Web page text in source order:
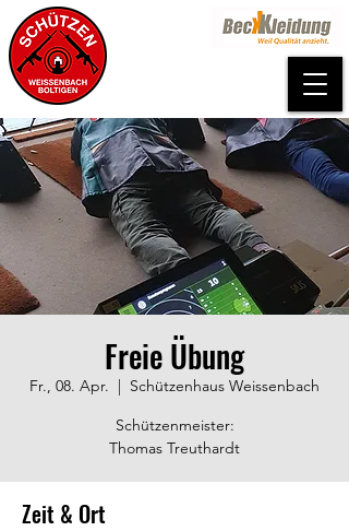
Freie Übung
Fr., 08. Apr.
  |
Schützenhaus Weissenbach
Schützenmeister:
Thomas Treuthardt
Zeit & Ort